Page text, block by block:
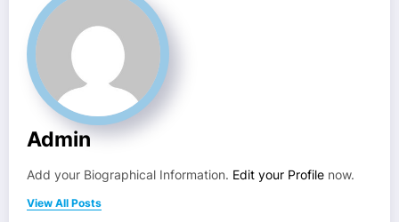
Admin
Add your Biographical Information. Edit your Profile now.
View All Posts